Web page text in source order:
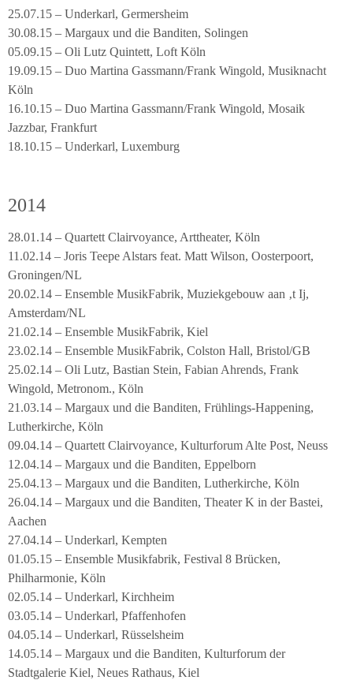
25.07.15 – Underkarl, Germersheim
30.08.15 – Margaux und die Banditen, Solingen
05.09.15 – Oli Lutz Quintett, Loft Köln
19.09.15 – Duo Martina Gassmann/Frank Wingold, Musiknacht
Köln
16.10.15 – Duo Martina Gassmann/Frank Wingold, Mosaik
Jazzbar, Frankfurt
18.10.15 – Underkarl, Luxemburg
2014
28.01.14 – Quartett Clairvoyance, Arttheater, Köln
11.02.14 – Joris Teepe Alstars feat. Matt Wilson, Oosterpoort,
Groningen/NL
20.02.14 – Ensemble MusikFabrik, Muziekgebouw aan ‚t Ij,
Amsterdam/NL
21.02.14 – Ensemble MusikFabrik, Kiel
23.02.14 – Ensemble MusikFabrik, Colston Hall, Bristol/GB
25.02.14 – Oli Lutz, Bastian Stein, Fabian Ahrends, Frank
Wingold, Metronom., Köln
21.03.14 – Margaux und die Banditen, Frühlings-Happening,
Lutherkirche, Köln
09.04.14 – Quartett Clairvoyance, Kulturforum Alte Post, Neuss
12.04.14 – Margaux und die Banditen, Eppelborn
25.04.13 – Margaux und die Banditen, Lutherkirche, Köln
26.04.14 – Margaux und die Banditen, Theater K in der Bastei,
Aachen
27.04.14 – Underkarl, Kempten
01.05.15 – Ensemble Musikfabrik, Festival 8 Brücken,
Philharmonie, Köln
02.05.14 – Underkarl, Kirchheim
03.05.14 – Underkarl, Pfaffenhofen
04.05.14 – Underkarl, Rüsselsheim
14.05.14 – Margaux und die Banditen, Kulturforum der
Stadtgalerie Kiel, Neues Rathaus, Kiel